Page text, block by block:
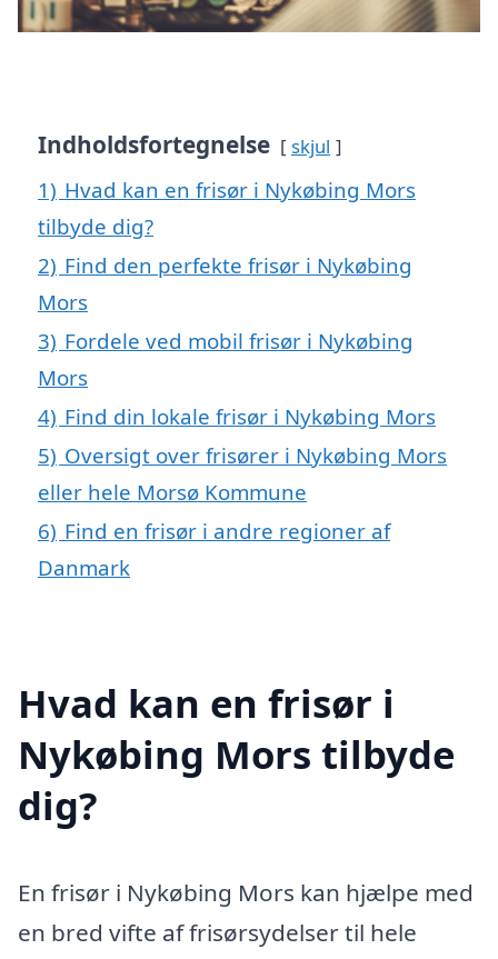
Indholdsfortegnelse skjul
1) Hvad kan en frisør i Nykøbing Mors
tilbyde dig?
2) Find den perfekte frisør i Nykøbing
Mors
3) Fordele ved mobil frisør i Nykøbing
Mors
4) Find din lokale frisør i Nykøbing Mors
5) Oversigt over frisører i Nykøbing Mors
eller hele Morsø Kommune
6) Find en frisør i andre regioner af
Danmark
Hvad kan en frisør i
Nykøbing Mors tilbyde
dig?
En frisør i Nykøbing Mors kan hjælpe med
en bred vifte af frisørsydelser til hele